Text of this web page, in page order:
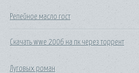
Репейное масло гост
Скачать wwe 2006 на пк через торрент
Луговых роман